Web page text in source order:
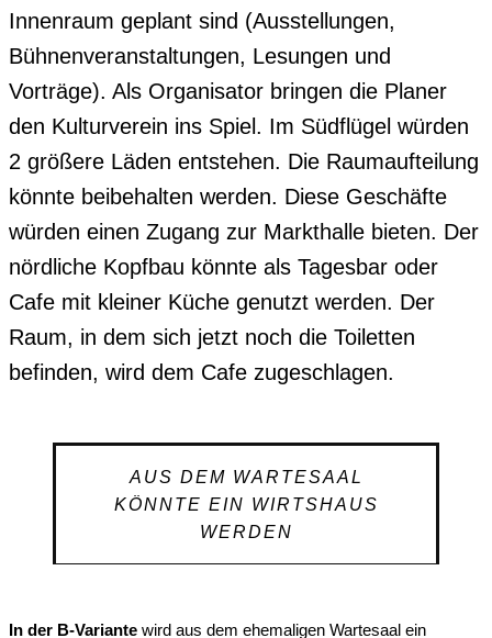
Innenraum geplant sind (Ausstellungen,
Bühnenveranstaltungen, Lesungen und
Vorträge). Als Organisator bringen die Planer
den Kulturverein ins Spiel. Im Südflügel würden
2 größere Läden entstehen. Die Raumaufteilung
könnte beibehalten werden. Diese Geschäfte
würden einen Zugang zur Markthalle bieten. Der
nördliche Kopfbau könnte als Tagesbar oder
Cafe mit kleiner Küche genutzt werden. Der
Raum, in dem sich jetzt noch die Toiletten
befinden, wird dem Cafe zugeschlagen.
AUS DEM WARTESAAL
KÖNNTE EIN WIRTSHAUS
WERDEN
In der B-Variante wird aus dem ehemaligen Wartesaal ein